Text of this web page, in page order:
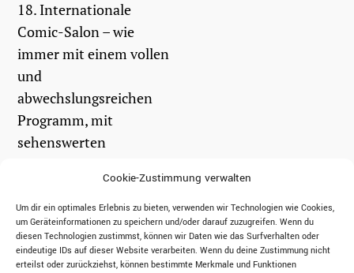
Cookie-Zustimmung verwalten
Um dir ein optimales Erlebnis zu bieten, verwenden wir Technologien wie Cookies,
um Geräteinformationen zu speichern und/oder darauf zuzugreifen. Wenn du
diesen Technologien zustimmst, können wir Daten wie das Surfverhalten oder
eindeutige IDs auf dieser Website verarbeiten. Wenn du deine Zustimmung nicht
erteilst oder zurückziehst, können bestimmte Merkmale und Funktionen
18. Internationale
Comic-Salon – wie
immer mit einem vollen
und
abwechslungsreichen
Programm, mit
sehenswerten
Künstlern aus aller
Welt. Damit Ihr bei...
weiterlesen